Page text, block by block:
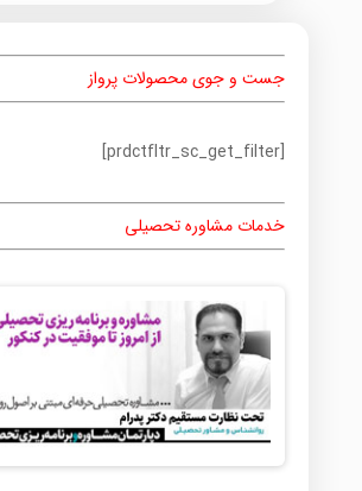
جست و جوی محصولات پرواز
[prdctfltr_sc_get_filter]
خدمات مشاوره تحصیلی